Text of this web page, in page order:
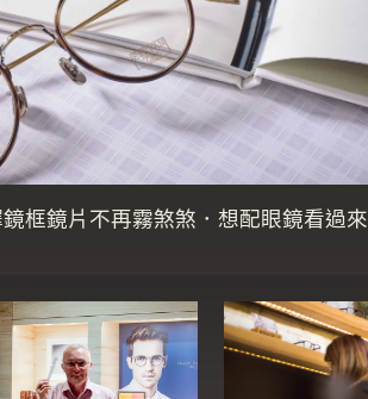
鏡框鏡片不再霧煞煞．想配眼鏡看過來